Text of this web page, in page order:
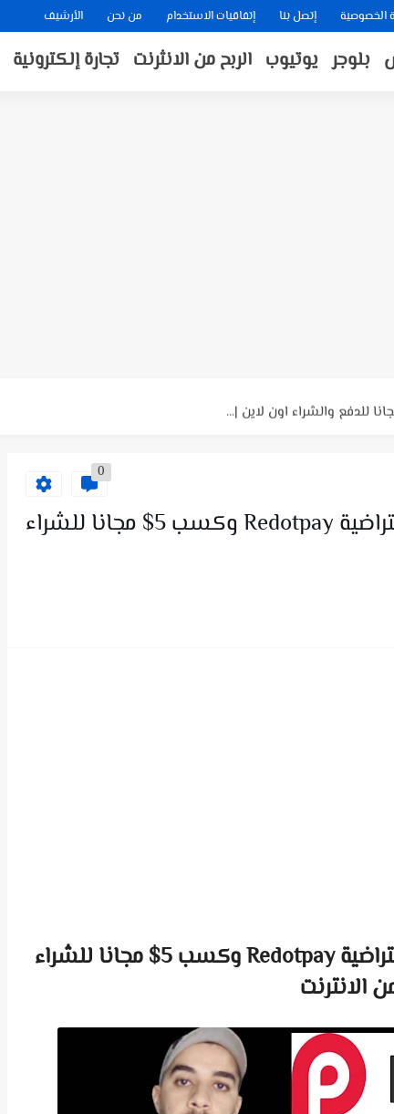
إتصل بنا إتفاقيات الاستخدام من نحن الأرشيف
بلوجر يوتيوب الربح من الانثرنت تجارة إلكترونية
0
طريقة الحصول على بطاقة الافتراضية Redotpay وكسب 5$ مجانا للشراء
طريقة الحصول على بطاقة الافتراضية Redotpay وكسب 5$ مجانا للشراء
الانترنت